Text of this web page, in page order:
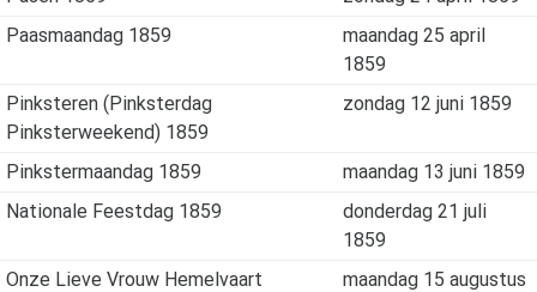
Paasmaandag 1859
maandag 25 april
1859
Pinksteren (Pinksterdag
Pinksterweekend) 1859
zondag 12 juni 1859
Pinkstermaandag 1859
maandag 13 juni 1859
Nationale Feestdag 1859
donderdag 21 juli
1859
Onze Lieve Vrouw Hemelvaart
maandag 15 augustus